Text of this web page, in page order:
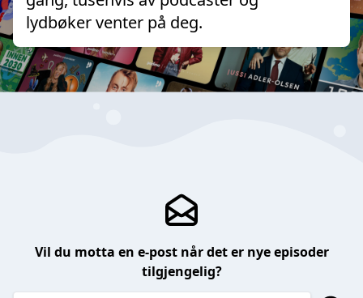
lydbøker venter på deg.
Vil du motta en e-post når det er nye episoder
tilgjengelig?